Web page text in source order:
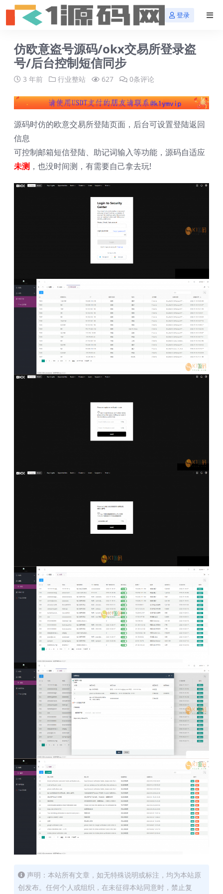
登录
仿欧意盗号源码/okx交易所登录盗
号/后台控制短信同步
3 年前 行业整站 627 0条评论
源码时仿的欧意交易所登陆页面，后台可设置登陆返回
信息
可控制邮箱短信登陆、助记词输入等功能，源码自适应
未测 ，也没时间测，有需要自己拿去玩!
声明：本站所有文章，如无特殊说明或标注，均为本站原
创发布。任何个人或组织，在未征得本站同意时，禁止复